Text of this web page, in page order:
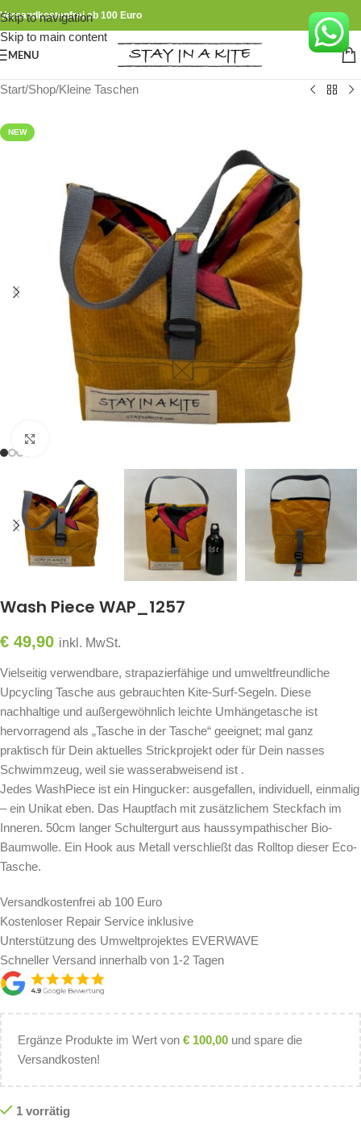
Skip to navigation
Skip to main content
Versandkostenfrei ab 100 Euro
MENU
Start/Shop/Kleine Taschen
NEW
Wash Piece WAP_1257
€ 49,90 inkl. MwSt.
Vielseitig verwendbare, strapazierfähige und umweltfreundliche
Upcycling Tasche aus gebrauchten Kite-Surf-Segeln. Diese
nachhaltige und außergewöhnlich leichte Umhängetasche ist
hervorragend als „Tasche in der Tasche“ geeignet; mal ganz
praktisch für Dein aktuelles Strickprojekt oder für Dein nasses
Schwimmzeug, weil sie wasserabweisend ist .
Jedes WashPiece ist ein Hingucker: ausgefallen, individuell, einmalig
– ein Unikat eben. Das Hauptfach mit zusätzlichem Steckfach im
Inneren. 50cm langer Schultergurt aus haussympathischer Bio-
Baumwolle. Ein Hook aus Metall verschließt das Rolltop dieser Eco-
Tasche.
Versandkostenfrei ab 100 Euro
Kostenloser Repair Service inklusive
Unterstützung des Umweltprojektes EVERWAVE
Schneller Versand innerhalb von 1-2 Tagen
Ergänze Produkte im Wert von € 100,00 und spare die
Versandkosten!
1 vorrätig